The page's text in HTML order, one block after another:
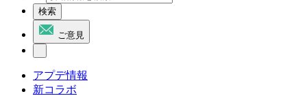
検索
ご意見
アプデ情報
新コラボ